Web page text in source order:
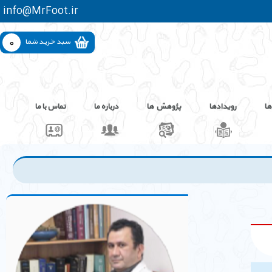
info@MrFoot.ir
0
سبد خرید شما
رویدادها پژوهش ها درباره ما تماس با ما